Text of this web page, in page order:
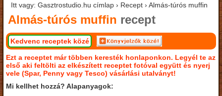
Itt vagy: Gasztrostudio.hu címlap › Recept › Almás-túrós muffin
Almás-túrós muffin recept
Kedvenc receptek közé
Ezt a receptet már többen keresték honlaponkon. Legyél te az
első aki feltölti az elkészített receptet fotóval együtt és nyerj
vele (Spar, Penny vagy Tesco) vásárlási utalványt!
Mi kellhet hozzá? Alapanyagok: